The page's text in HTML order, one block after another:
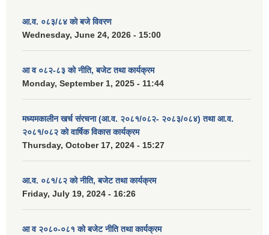
आ.व. ०८३/८४ को बजे विवरण
Wednesday, June 24, 2026 - 15:00
आ व ०८२-८३ को नीति, बजेट तथा कार्यक्रम
Monday, September 1, 2025 - 11:44
मध्यमकालीन खर्च संरचना (आ.व. २०८१/०८२- २०८३/०८४) तथा आ.व.
२०८१/०८२ को वार्षिक विकास कार्यक्रम
Thursday, October 17, 2024 - 15:27
आ.व. ०८१/८२ को नीति, बजेट तथा कार्यक्रम
Friday, July 19, 2024 - 16:26
आ व २०८०-०८१ को बजेट नीति तथा कार्यक्रम